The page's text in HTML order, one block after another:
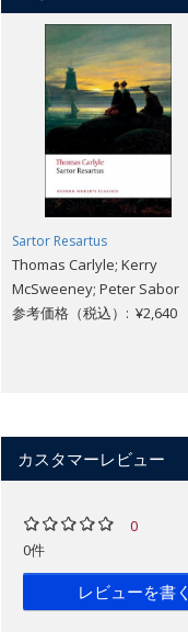
Sartor Resartus
Thomas Carlyle; Kerry
McSweeney; Peter Sabor
参考価格（税込）: ¥2,640
カスタマーレビュー
0
0件
レビューを書く